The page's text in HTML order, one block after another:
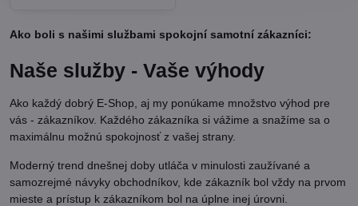
Ako boli s našimi službami spokojní samotní zákazníci:
Naše služby - Vaše výhody
Ako každý dobrý E-Shop, aj my ponúkame množstvo výhod pre
vás - zákazníkov. Každého zákazníka si vážime a snažíme sa o
maximálnu možnú spokojnosť z vašej strany.
Moderný trend dnešnej doby utláča v minulosti zaužívané a
samozrejmé návyky obchodníkov, kde zákazník bol vždy na prvom
mieste a prístup k zákazníkom bol na úplne inej úrovni.